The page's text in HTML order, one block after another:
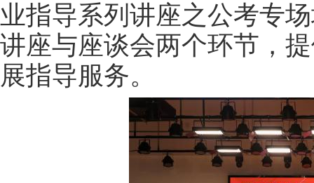
业指导系列讲座之公考专
讲座与座谈会两个环节 ，
展指导服务。